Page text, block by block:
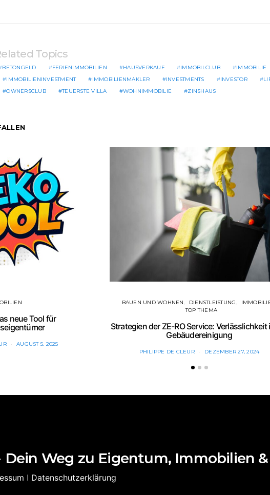
Topics
BETONGELD FERIENIMMOBILIEN HAUSVERKAUF IMMOBILCLUB IMMOBILIE
IMMOBILIENINVESTMENT
IMMOBILIENMAKLER INVESTMENTS INVESTOR
OWNERSCLUB
TEUERSTE VILLA WOHNIMMOBILIE ZINSHAUS
neue Tool für
AUGUST 5, 2025
BAUEN UND WOHNEN DIENSTLEISTUNG
TOP THEMA
Strategien der ZE-RO Service: Verlässlichkeit
Gebäudereinigung
PHILIPPE DE CLEUR DEZEMBER 27, 2024
Dein Weg zu Eigentum, Immobilien
I Datenschutzerklärung